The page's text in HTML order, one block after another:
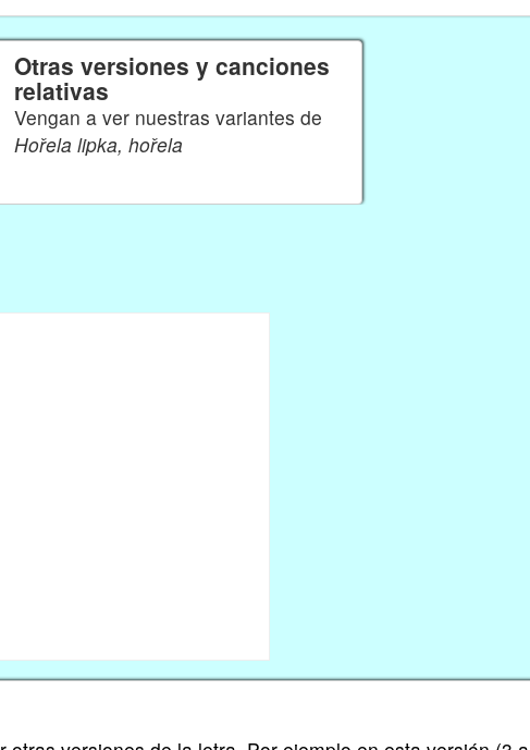
Otras versiones y canciones
relativas
Vengan a ver nuestras variantes de
Hořela lipka, hořela